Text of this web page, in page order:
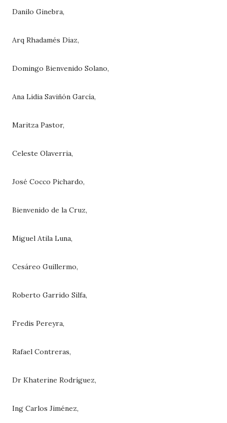
Danilo Ginebra,
Arq Rhadamés Diaz,
Domingo Bienvenido Solano,
Ana Lidia Saviñón García,
Maritza Pastor,
Celeste Olaverria,
José Cocco Pichardo,
Bienvenido de la Cruz,
Miguel Atila Luna,
Cesáreo Guillermo,
Roberto Garrido Silfa,
Fredis Pereyra,
Rafael Contreras,
Dr Khaterine Rodríguez,
Ing Carlos Jiménez,